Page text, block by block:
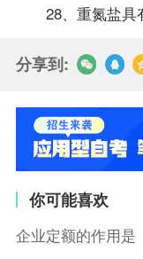
28、重氮盐具有
分享到:
你可能喜欢
企业定额的作用是